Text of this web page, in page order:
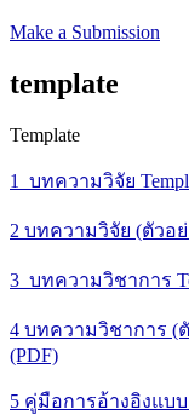
Make a Submission
template
Template
1_บทความวิจัย
2 บทความวิจัย (ตัวอย่า
3_บทความวิชาการ
4 บทความวิชาการ (ตั
(PDF)
5 คู่มือการอ้างอิงแบบ